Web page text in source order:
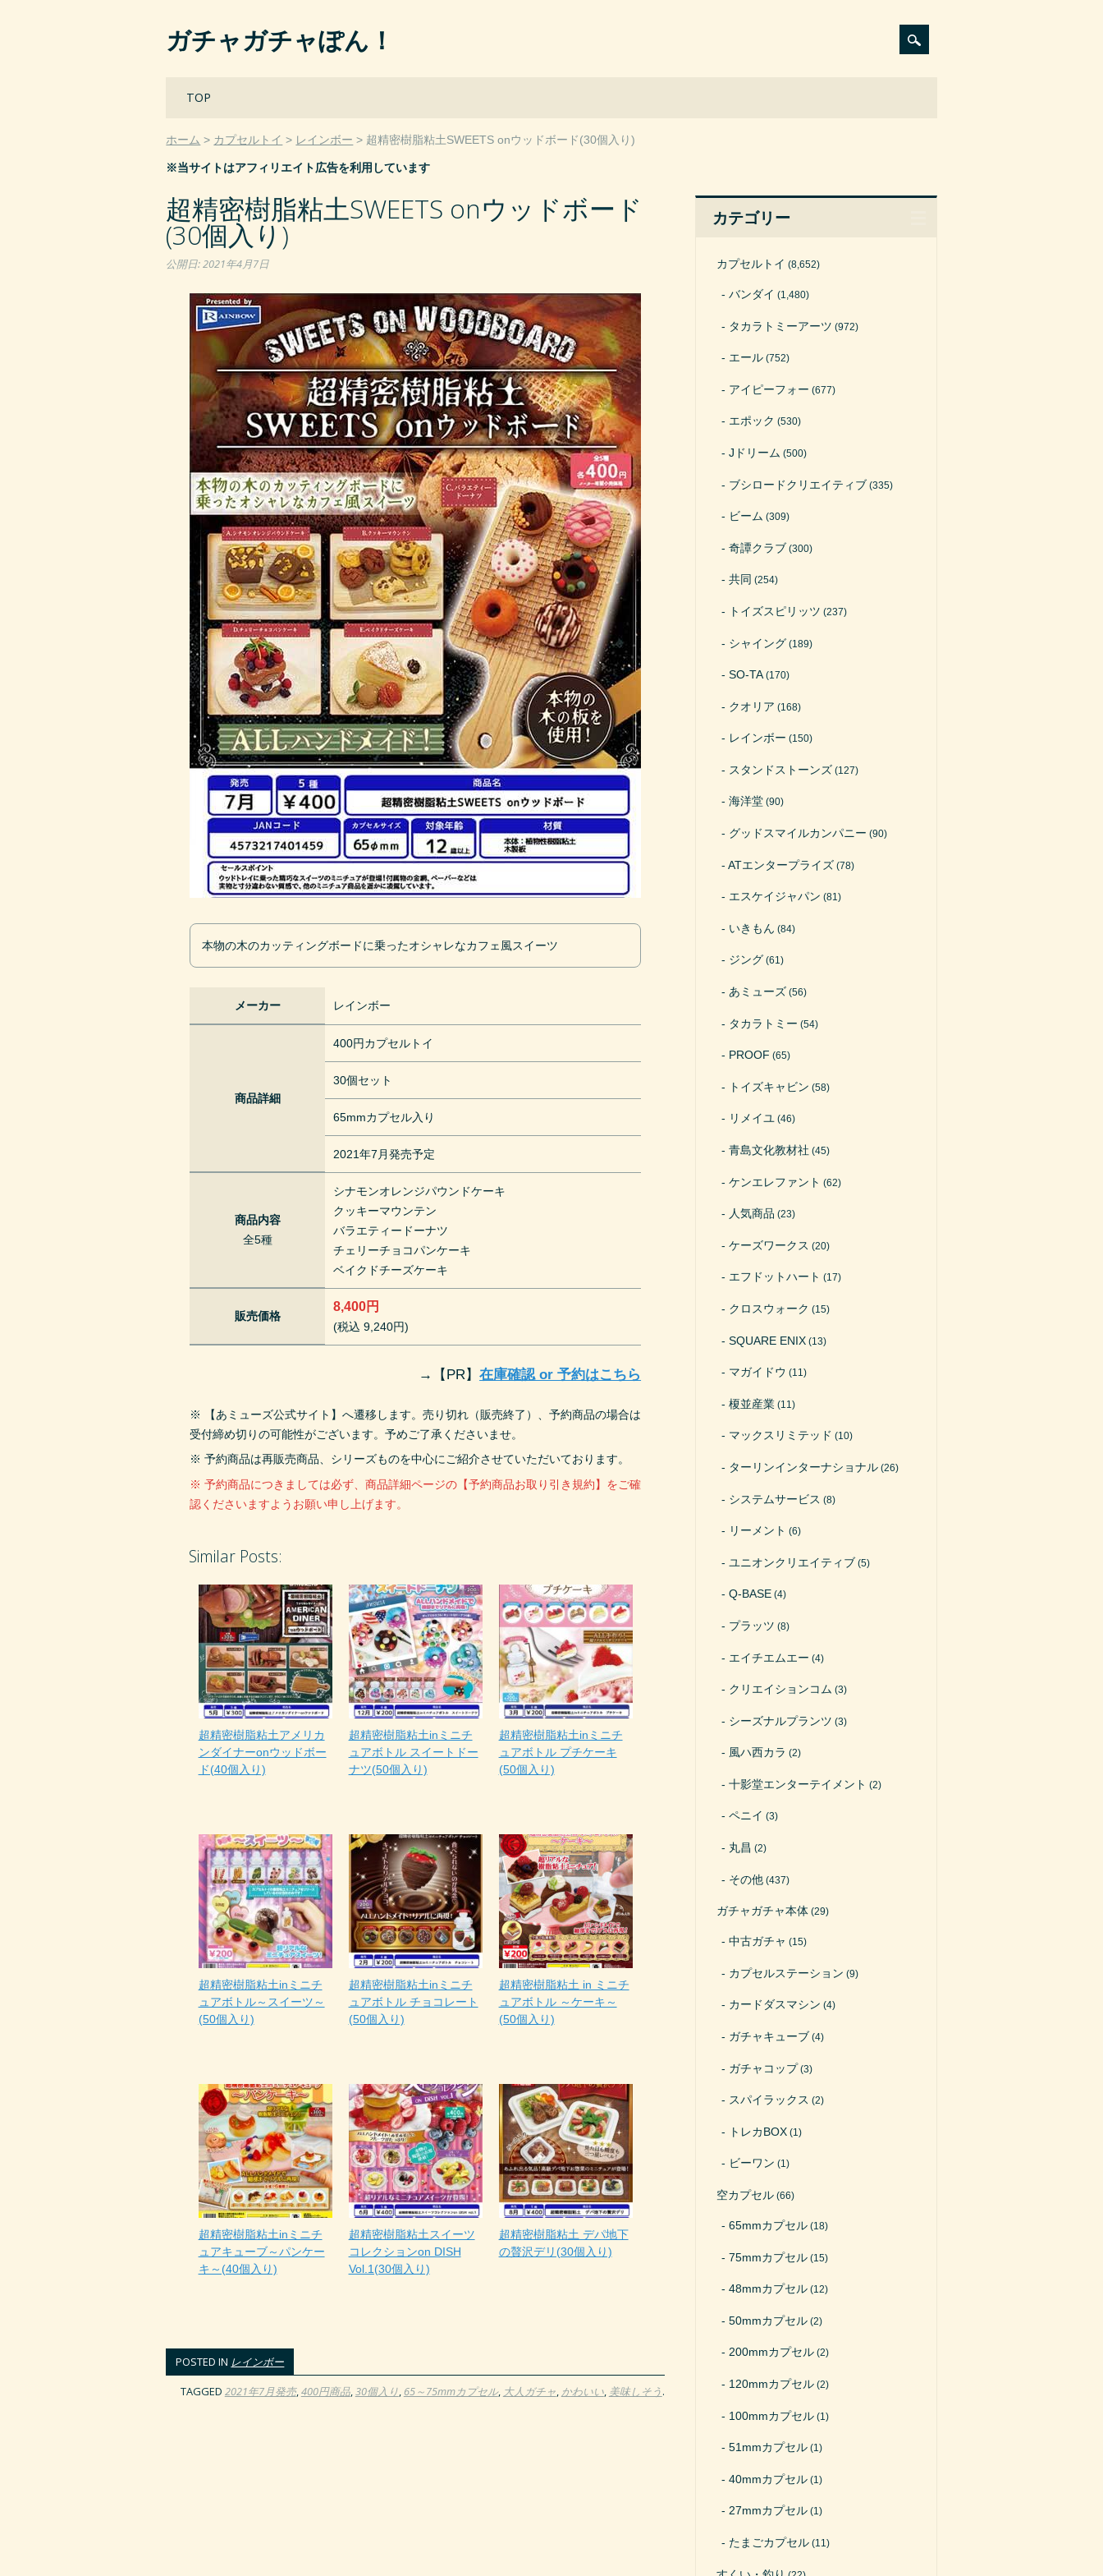
ガチャガチャぽん！
Main menu
TOP
ホーム カプセルトイ レインボー 超精密樹脂粘土SWEETS onウッドボード(30個入り)
※当サイトはアフィリエイト広告を利用しています
超精密樹脂粘土SWEETS onウッドボード
(30個入り)
公開日:2021年4月7日
本物の木のカッティングボードに乗ったオシャレなカフェ風スイーツ
メーカー レインボー
商品詳細
400円カプセルトイ
30個セット
65mmカプセル入り
2021年7月発売予定
商品内容
全5種
シナモンオレンジパウンドケーキ
クッキーマウンテン
バラエティードーナツ
チェリーチョコパンケーキ
ベイクドチーズケーキ
販売価格
8,400円
(税込 9,240円)
→ 【PR】在庫確認 or 予約はこちら
※ 【あミューズ公式サイト】へ遷移します。売り切れ（販売終了）、予約商品の場合は
受付締め切りの可能性がございます。予めご了承くださいませ。
※ 予約商品は再販売商品、シリーズものを中心にご紹介させていただいております。
※ 予約商品につきましては必ず、商品詳細ページの【予約商品お取り引き規約】をご確
認くださいますようお願い申し上げます。
Similar Posts:
超精密樹脂粘土アメリカ
ンダイナーonウッドボー
ド(40個入り)
超精密樹脂粘土inミニチ
ュアボトル スイートドー
ナツ(50個入り)
超精密樹脂粘土inミニチ
ュアボトル プチケーキ
(50個入り)
超精密樹脂粘土inミニチ
ュアボトル～スイーツ～
(50個入り)
超精密樹脂粘土inミニチ
ュアボトル チョコレート
(50個入り)
超精密樹脂粘土 in ミニチ
ュアボトル ～ケーキ～
(50個入り)
超精密樹脂粘土inミニチ
ュアキューブ～パンケー
キ～(40個入り)
超精密樹脂粘土スイーツ
コレクションon DISH
Vol.1(30個入り)
超精密樹脂粘土 デパ地下
の贅沢デリ(30個入り)
POSTED IN レインボー
TAGGED 2021年7月発売,400円商品,30個入り, 65～75mmカプセル, 大人ガチャ, かわいい, 美味しそう.
カテゴリー
カプセルトイ (8,652)
バンダイ (1,480)
タカラトミーアーツ (972)
エール (752)
アイピーフォー (677)
エポック (530)
Jドリーム (500)
ブシロードクリエイティブ (335)
ビーム (309)
奇譚クラブ (300)
共同 (254)
トイズスピリッツ (237)
シャイング (189)
SO-TA(170)
クオリア (168)
レインボー (150)
スタンドストーンズ (127)
海洋堂 (90)
グッドスマイルカンパニー (90)
ATエンタープライズ (78)
エスケイジャパン (81)
いきもん (84)
ジング (61)
あミューズ (56)
タカラトミー (54)
PROOF (65)
トイズキャビン (58)
リメイユ (46)
青島文化教材社 (45)
ケンエレファント (62)
人気商品 (23)
ケーズワークス (20)
エフドットハート (17)
クロスウォーク (15)
SQUARE ENIX (13)
マガイドウ (11)
榎並産業 (11)
マックスリミテッド (10)
ターリンインターナショナル (26)
システムサービス (8)
リーメント (6)
ユニオンクリエイティブ (5)
Q-BASE (4)
プラッツ (8)
エイチエムエー (4)
クリエイションコム (3)
シーズナルプランツ (3)
風ハ西カラ (2)
十影堂エンターテイメント (2)
ペニイ (3)
丸昌 (2)
その他 (437)
ガチャガチャ本体 (29)
中古ガチャ (15)
カプセルステーション (9)
カードダスマシン (4)
ガチャキューブ (4)
ガチャコップ(3)
スパイラックス (2)
トレカBOX (1)
ビーワン (1)
空カプセル (66)
65mmカプセル (18)
75mmカプセル (15)
48mmカプセル (12)
50mmカプセル (2)
200mmカプセル (2)
120mmカプセル (2)
100mmカプセル (1)
51mmカプセル (1)
40mmカプセル (1)
27mmカプセル (1)
たまごカプセル (11)